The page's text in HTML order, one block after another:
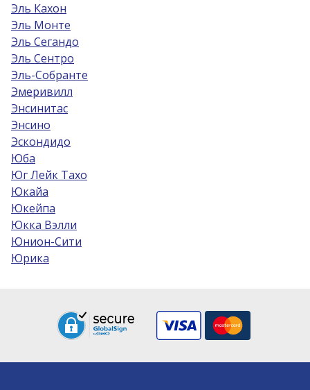
Эль Кахон
Эль Монте
Эль Сегандо
Эль Сентро
Эль-Собрантe
Эмеривилл
Энсинитас
Энсино
Эскондидо
Юба
Юг Лейк Тахо
Юкайа
Юкейпа
Юкка Вэлли
Юнион-Сити
Юрика